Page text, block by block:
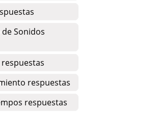
Sonidos
respuestas
respuestas